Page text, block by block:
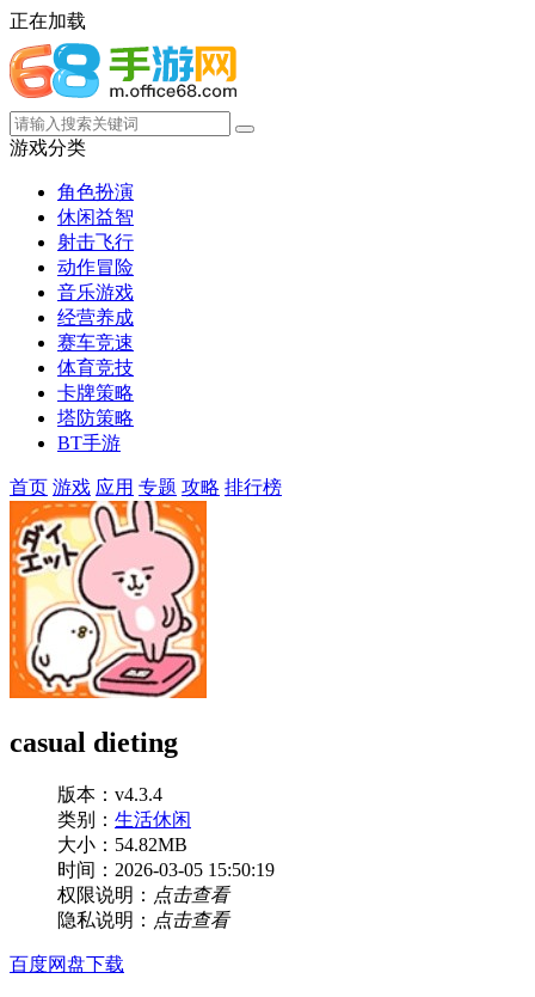
正在加载
游戏分类
角色扮演
休闲益智
射击飞行
动作冒险
音乐游戏
经营养成
赛车竞速
体育竞技
卡牌策略
塔防策略
BT手游
首页 游戏 应用 专题 攻略 排行榜
casual dieting
版本：v4.3.4
类别： 生活休闲
大小：54.82MB
时间：2026-03-05 15:50:19
权限说明： 点击查看
隐私说明： 点击查看
百度网盘下载